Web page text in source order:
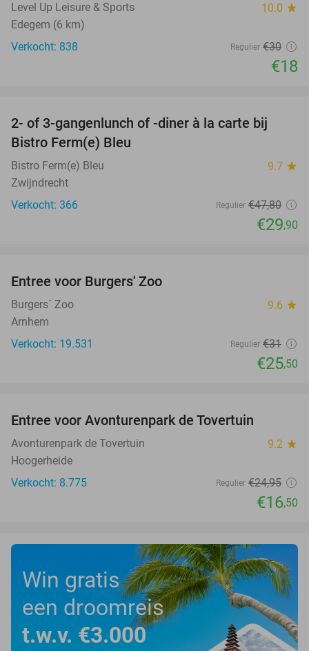
Level Up Leisure & Sports 10.0 star
Edegem (6 km)
Verkocht: 838
Regulier €30
€18
37%
2- of 3-gangenlunch of -diner à la carte bij
Bistro Ferm(e) Bleu
Bistro Ferm(e) Bleu 9.7 star
Zwijndrecht
Verkocht: 366
Regulier €47,80
€29,90
Entree voor Burgers' Zoo
Burgers´ Zoo 9.6 star
Arnhem
Verkocht: 19.531
Regulier €31
€25,50
Entree voor Avonturenpark de Tovertuin
Avonturenpark de Tovertuin 9.2 star
Hoogerheide
Verkocht: 8.775
Regulier €24,95
€16,50
Win gratis
een droomreis
t.w.v. €3.000